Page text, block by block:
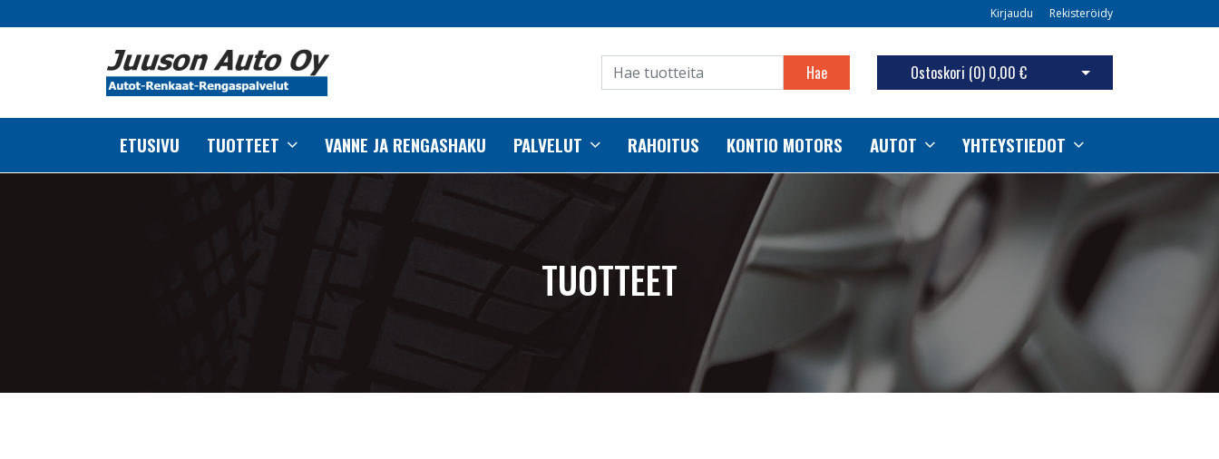
Kirjaudu Rekisteröidy
Hae Ostoskori (0) 0,00 € Avaa ostoskori
ETUSIVU TUOTTEET VANNE JA RENGASHAKU PALVELUT RAHOITUS KONTIO MOTORS AUTOT YHTEYSTIEDOT
TUOTTEET